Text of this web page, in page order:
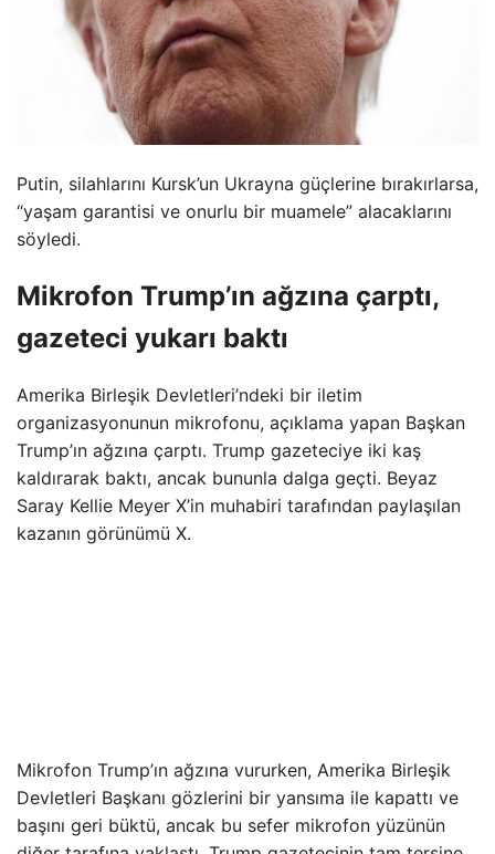
Putin, silahlarını Kursk’un Ukrayna güçlerine bırakırlarsa,
“yaşam garantisi ve onurlu bir muamele” alacaklarını
söyledi.
Mikrofon Trump’ın ağzına çarptı,
gazeteci yukarı baktı
Amerika Birleşik Devletleri’ndeki bir iletim
organizasyonunun mikrofonu, açıklama yapan Başkan
Trump’ın ağzına çarptı. Trump gazeteciye iki kaş
kaldırarak baktı, ancak bununla dalga geçti. Beyaz
Saray Kellie Meyer X’in muhabiri tarafından paylaşılan
kazanın görünümü X.
Mikrofon Trump’ın ağzına vururken, Amerika Birleşik
Devletleri Başkanı gözlerini bir yansıma ile kapattı ve
başını geri büktü, ancak bu sefer mikrofon yüzünün